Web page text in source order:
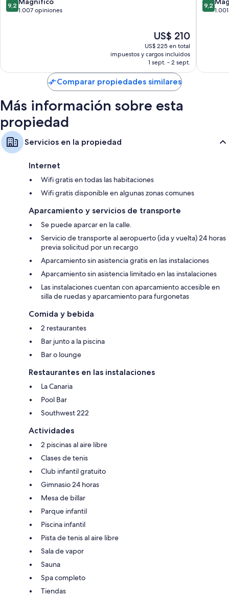
Canaria
de
9,2
1.007 opiniones
El
precio
actual
es
de
US$ 210
US$ 210
US$ 225 en total
impuestos y cargos incluidos
1 sept. - 2 sept.
de
9,2
Comparar propiedades similares
Más información sobre esta
propiedad
Servicios en la propiedad
Internet
Wifi gratis en todas las habitaciones
Wifi gratis disponible en algunas zonas comunes
Aparcamiento y servicios de transporte
Se puede aparcar en la calle.
Servicio de transporte al aeropuerto (ida y vuelta) 24 horas
previa solicitud por un recargo
Aparcamiento sin asistencia gratis en las instalaciones
Aparcamiento sin asistencia limitado en las instalaciones
Las instalaciones cuentan con aparcamiento accesible en
silla de ruedas y aparcamiento para furgonetas
Comida y bebida
2 restaurantes
Bar junto a la piscina
Bar o lounge
Restaurantes en las instalaciones
La Canaria
Pool Bar
Southwest 222
Actividades
2 piscinas al aire libre
Clases de tenis
Club infantil gratuito
Gimnasio 24 horas
Mesa de billar
Parque infantil
Piscina infantil
Pista de tenis al aire libre
Sala de vapor
Sauna
Spa completo
Tiendas